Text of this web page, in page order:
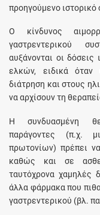
προηγούμενο
Ο κίνδυνος
γαστρεντερικού
αυξάνονται οι δόσεις
ελκών, ειδικά όταν
διάτρηση και στους
να αρχίσουν τη
Η συνδυασμένη
παράγοντες (π.χ.
πρωτονίων) πρέπει
καθώς και σε
ταυτόχρονα χαμηλές
άλλα φάρμακα που
γαστρεντερικού (βλ.